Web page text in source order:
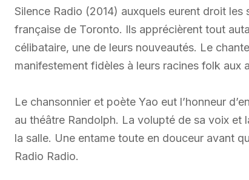
Silence Radio (2014) auxquels eurent droit
française de Toronto. Ils apprécièrent tout
célibataire, une de leurs nouveautés. Le
manifestement fidèles à leurs racines folk aux
Le chansonnier et poète Yao eut l’honneur
au théâtre Randolph. La volupté de sa voix et
la salle. Une entame toute en douceur avant
Radio Radio.